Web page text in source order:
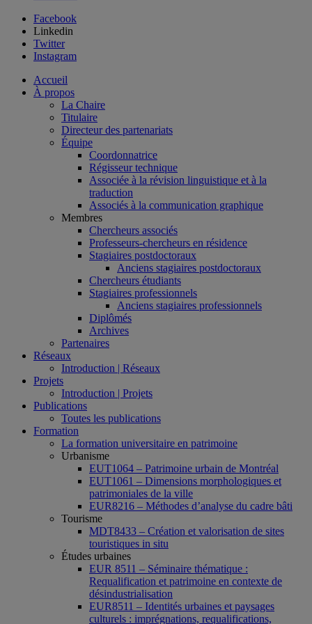
Facebook
Linkedin
Twitter
Instagram
Accueil
À propos
La Chaire
Titulaire
Directeur des partenariats
Équipe
Coordonnatrice
Régisseur technique
Associée à la révision linguistique et à la
traduction
Associés à la communication graphique
Membres
Chercheurs associés
Professeurs-chercheurs en résidence
Stagiaires postdoctoraux
Anciens stagiaires postdoctoraux
Chercheurs étudiants
Stagiaires professionnels
Anciens stagiaires professionnels
Diplômés
Archives
Partenaires
Réseaux
Introduction | Réseaux
Projets
Introduction | Projets
Publications
Toutes les publications
Formation
La formation universitaire en patrimoine
Urbanisme
EUT1064 – Patrimoine urbain de Montréal
EUT1061 – Dimensions morphologiques et
patrimoniales de la ville
EUR8216 – Méthodes d’analyse du cadre bâti
Tourisme
MDT8433 – Création et valorisation de sites
touristiques in situ
Études urbaines
EUR 8511 – Séminaire thématique :
Requalification et patrimoine en contexte de
désindustrialisation
EUR8511 – Identités urbaines et paysages
culturels : imprégnations, requalifications,